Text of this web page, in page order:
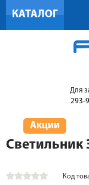
КАТАЛОГ
Для
293-
Акции
Светильник
Код